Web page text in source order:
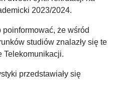
2023/2024.
poinformować, że wśród
studiów znalazły się te
Telekomunikacji.
przedstawiały się